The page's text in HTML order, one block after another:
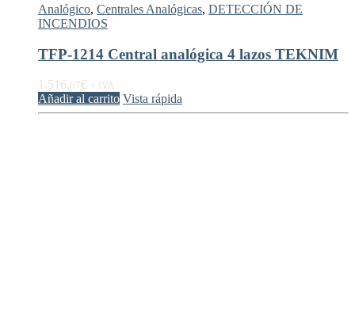
Analógico, Centrales Analógicas, DETECCIÓN DE
INCENDIOS
TFP-1214 Central analógica 4 lazos TEKNIM
1.516,67€ + IVA
Añadir al carrito Vista rápida